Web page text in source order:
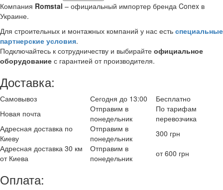
Компания Romstal – официальный импортер бренда Conex в
Украине.
Для строительных и монтажных компаний у нас есть специальные
партнерские условия.
Подключайтесь к сотрудничеству и выбирайте официальное
оборудование с гарантией от производителя.
Доставка:
Самовывоз Сегодня до 13:00
Бесплатно
Новая почта
Отправим в
понедельник
По тарифам
перевозчика
Адресная доставка по
Киеву
Отправим в
понедельник
300 грн
Адресная доставка 30 км
от Киева
Отправим в
понедельник
от 600 грн
Оплата: